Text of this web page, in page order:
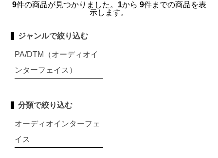
9件の商品が見つかりました。 1から 9件までの商品を表
示します。
ジャンルで絞り込む
PA/DTM（オーディオイ
ンターフェイス）
分類で絞り込む
オーディオインターフェ
イス